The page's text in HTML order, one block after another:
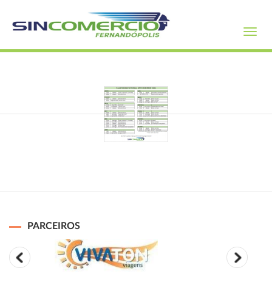
PARCEIROS